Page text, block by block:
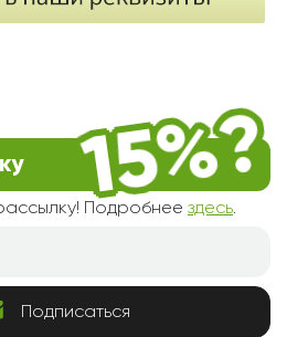
Подробнее здесь.
Подписаться